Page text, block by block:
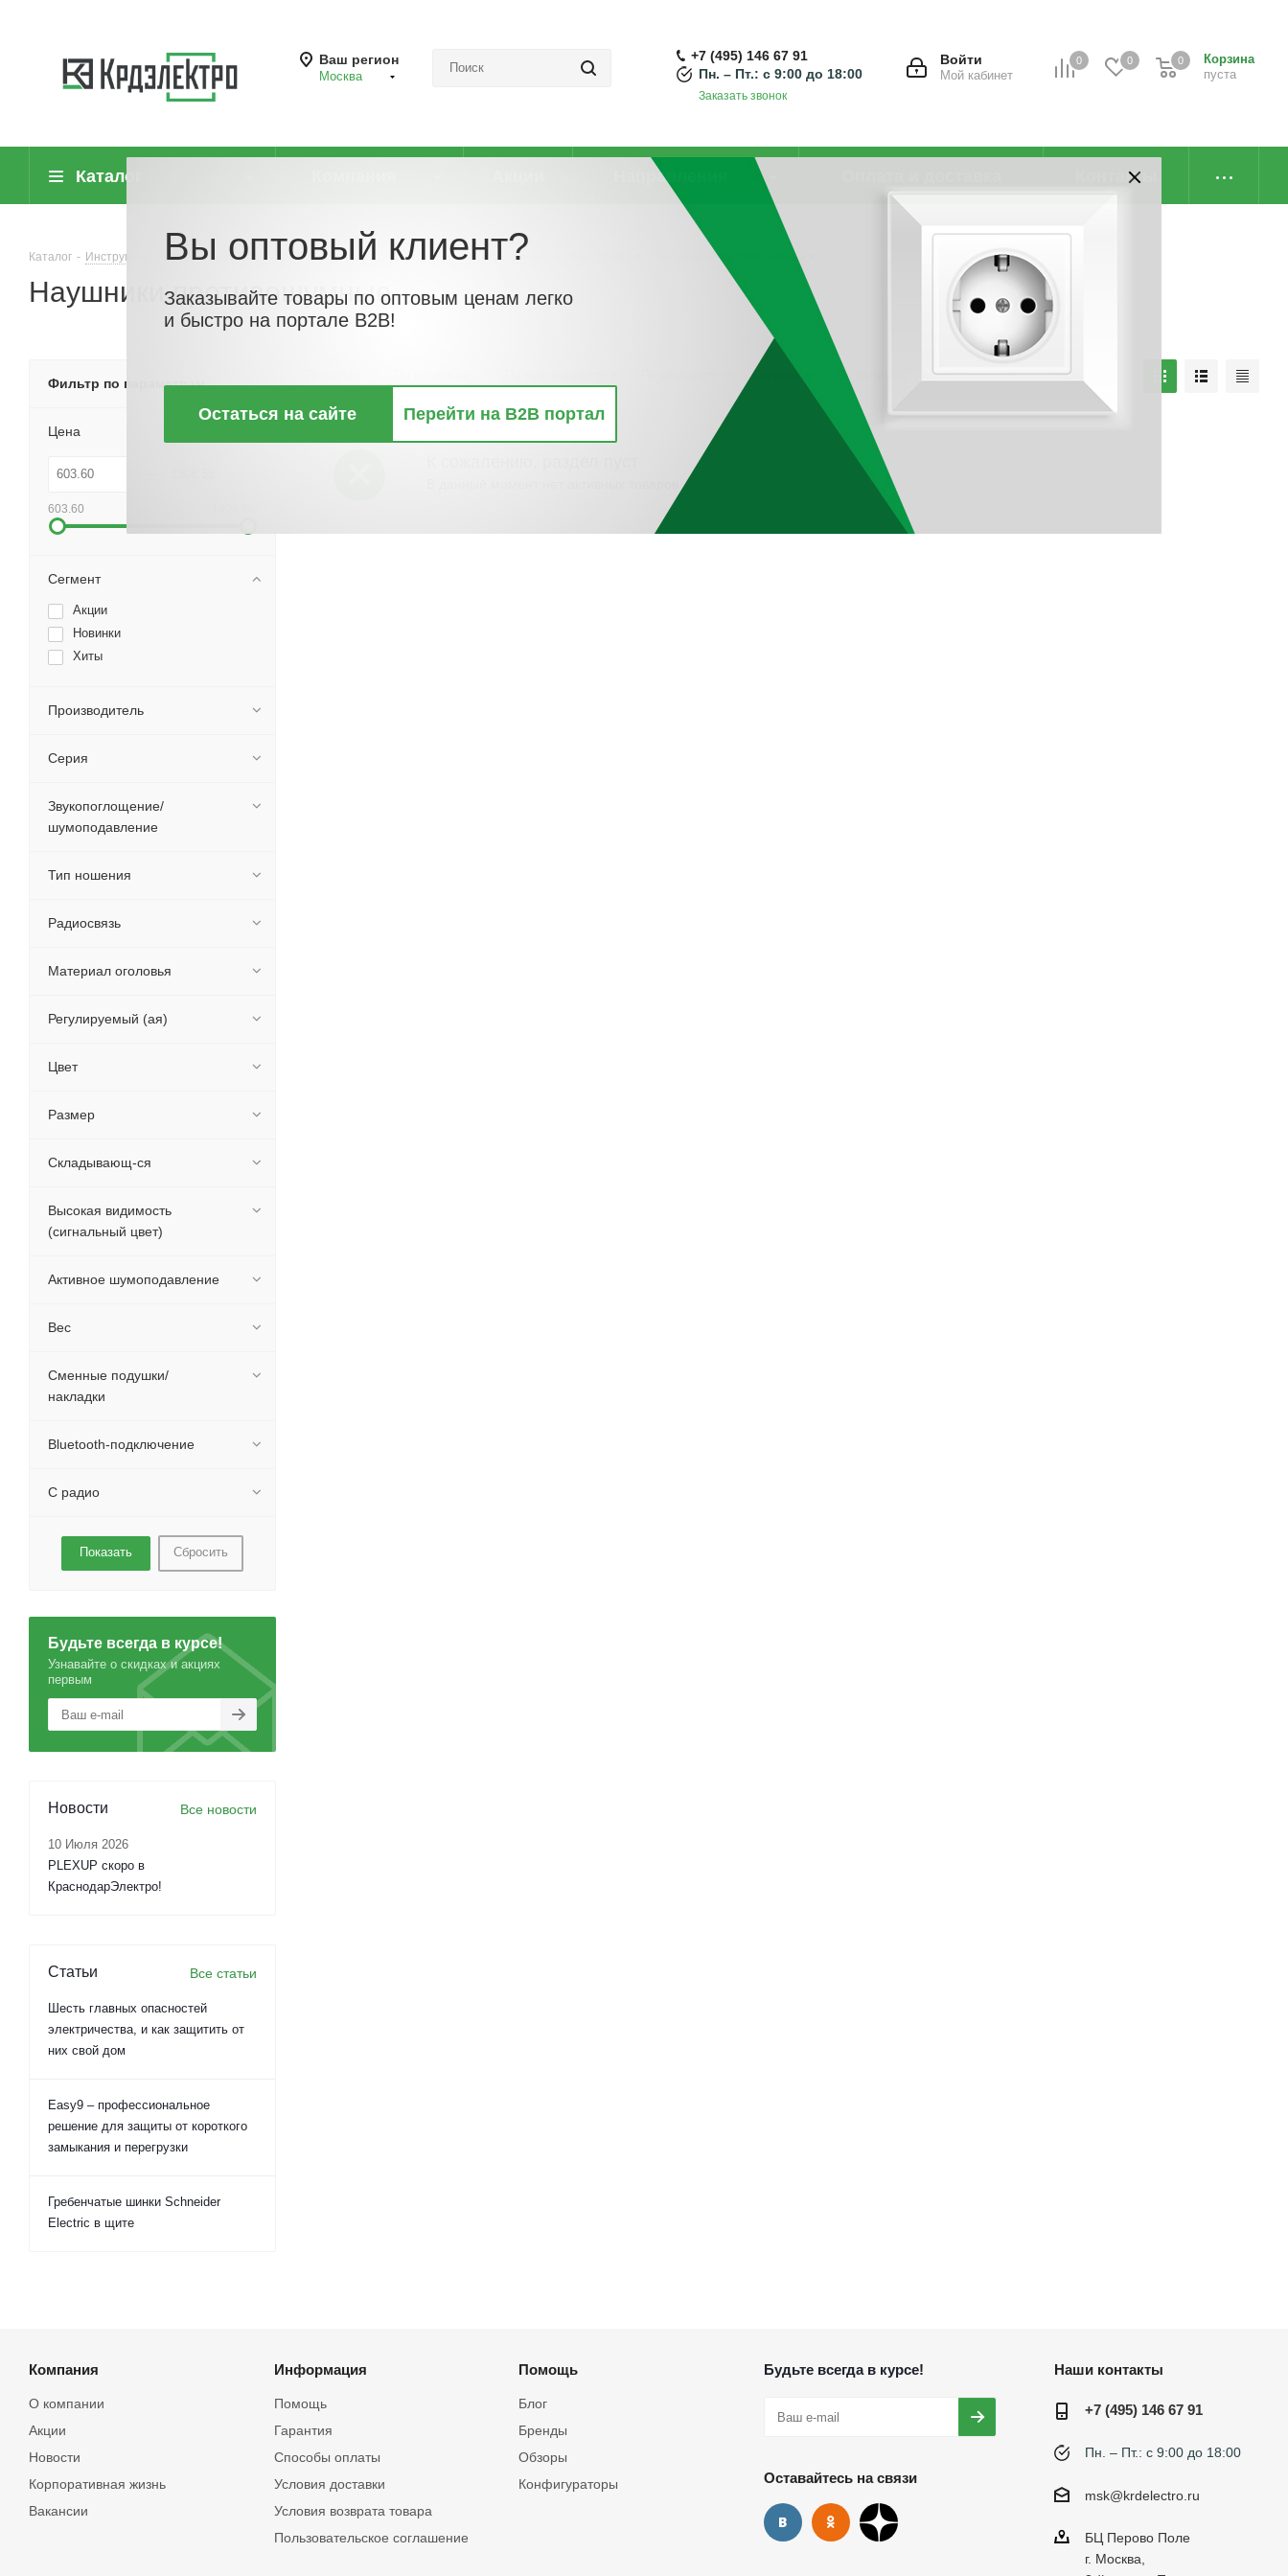
Ваш регион
Москва
0 0
Корзина
пуста
0
Войти
Мой кабинет
+7 (495) 146 67 91
Пн. – Пт.: с 9:00 до 18:00
Заказать звонок
Каталог Направления Контакты
Каталог - Инструмент, измерительные приборы и средства защиты - Защитные материалы и спецодежда Наушники противошумные
Наушники противошумные
По цене По наличию
Фильтр по параметрам
Цена
603.60
Сегмент
Акции
Новинки
Хиты
Производитель
Серия
Звукопоглощение/
шумоподавление
Тип ношения
Радиосвязь
Материал оголовья
Регулируемый (ая)
Цвет
Размер
Складывающ-ся
Высокая видимость
(сигнальный цвет)
Активное шумоподавление
Вес
Сменные подушки/
накладки
Bluetooth-подключение
С радио
Сбросить
Будьте всегда в курсе!
Узнавайте о скидках и акциях
первым
Новости Все новости
10 Июля 2026
PLEXUP скоро в
КраснодарЭлектро!
Статьи Все статьи
Шесть главных опасностей
электричества, и как защитить от
них свой дом
Easy9 – профессиональное
решение для защиты от короткого
замыкания и перегрузки
Гребенчатые шинки Schneider
Electric в щите
Компания
О компании
Акции
Новости
Корпоративная жизнь
Вакансии
Информация
Помощь
Гарантия
Способы оплаты
Условия доставки
Условия возврата товара
Пользовательское соглашение
Помощь
Блог
Бренды
Обзоры
Конфигураторы
Будьте всегда в курсе!
Оставайтесь на связи
Наши контакты
+7 (495) 146 67 91
Пн. – Пт.: с 9:00 до 18:00
msk@krdelectro.ru
БЦ Перово Поле
г. Москва,
Вы оптовый клиент?
Заказывайте товары по оптовым ценам легко
и быстро на портале B2B!
Остаться на сайте Перейти на B2B портал